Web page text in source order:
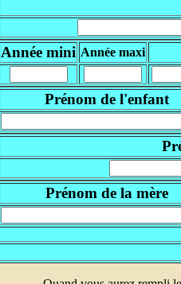
Année mini Année maxi
Prénom de l'enfant
Prénom de la mère